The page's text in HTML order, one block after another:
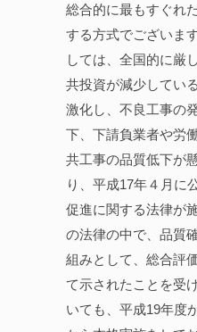
総合的に最もすぐれ
する方式でございま
しては、全国的に厳
共投資が減少してい
激化し、不良工事の
下、下請負業者や労
共工事の品質低下が
り、平成17年４月に
促進に関する法律が
の法律の中で、品質
組みとして、総合評
て示されたことを受
いても、平成19年度